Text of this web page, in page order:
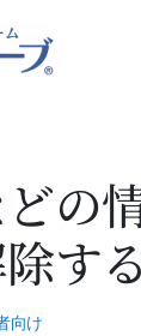
の
する
向け